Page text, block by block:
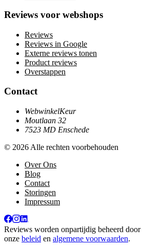
Reviews voor webshops
Reviews
Reviews in Google
Externe reviews tonen
Product reviews
Overstappen
Contact
WebwinkelKeur
Moutlaan 32
7523 MD Enschede
© 2026 Alle rechten voorbehouden
Over Ons
Blog
Contact
Storingen
Impressum
Reviews worden onpartijdig beheerd door
onze beleid en algemene voorwaarden.